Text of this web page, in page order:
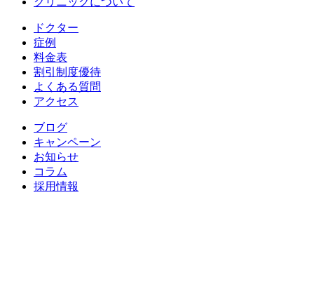
ドクター
症例
料金表
割引制度優待
よくある質問
アクセス
ブログ
キャンペーン
お知らせ
コラム
採用情報